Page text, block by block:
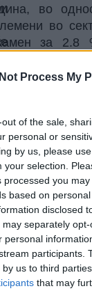
Process My
of the sale,
personal or
by us, please
your selection.
processed you
based on
disclosed
separately
personal
participants.
us to third
that may
во
во
за 2.8
во
година,
во
се
%.
цени на
на
се
на
на истиот